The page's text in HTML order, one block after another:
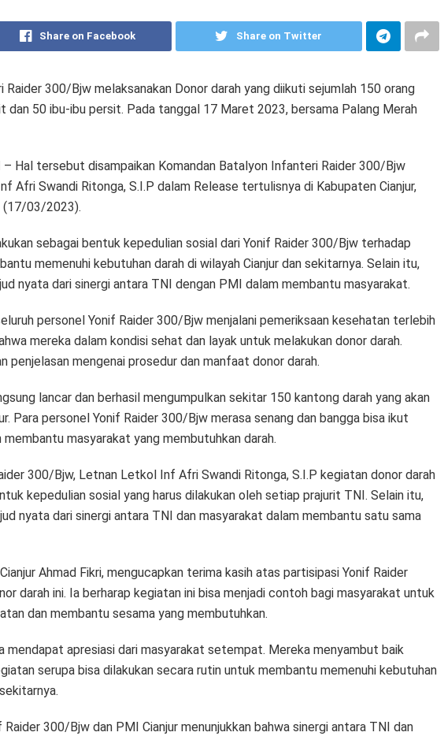
Share on Facebook Share on Twitter
300/Bjw melaksanakan Donor darah yang diikuti sejumlah 150 orang
dan 50 ibu-ibu persit. Pada tanggal 17 Maret 2023, bersama Palang Merah
– Hal tersebut disampaikan Komandan Batalyon Infanteri Raider 300/Bjw
Afri Swandi Ritonga, S.I.P dalam Release tertulisnya di Kabupaten Cianjur,
(17/03/2023).
sebagai bentuk kepedulian sosial dari Yonif Raider 300/Bjw terhadap
memenuhi kebutuhan darah di wilayah Cianjur dan sekitarnya. Selain itu,
nyata dari sinergi antara TNI dengan PMI dalam membantu masyarakat.
personel Yonif Raider 300/Bjw menjalani pemeriksaan kesehatan terlebih
mereka dalam kondisi sehat dan layak untuk melakukan donor darah.
penjelasan mengenai prosedur dan manfaat donor darah.
lancar dan berhasil mengumpulkan sekitar 150 kantong darah yang akan
Para personel Yonif Raider 300/Bjw merasa senang dan bangga bisa ikut
masyarakat yang membutuhkan darah.
300/Bjw, Letnan Letkol Inf Afri Swandi Ritonga, S.I.P kegiatan donor darah
kepedulian sosial yang harus dilakukan oleh setiap prajurit TNI. Selain itu,
nyata dari sinergi antara TNI dan masyarakat dalam membantu satu sama
Ahmad Fikri, mengucapkan terima kasih atas partisipasi Yonif Raider
darah ini. Ia berharap kegiatan ini bisa menjadi contoh bagi masyarakat untuk
dan membantu sesama yang membutuhkan.
mendapat apresiasi dari masyarakat setempat. Mereka menyambut baik
serupa bisa dilakukan secara rutin untuk membantu memenuhi kebutuhan
300/Bjw dan PMI Cianjur menunjukkan bahwa sinergi antara TNI dan